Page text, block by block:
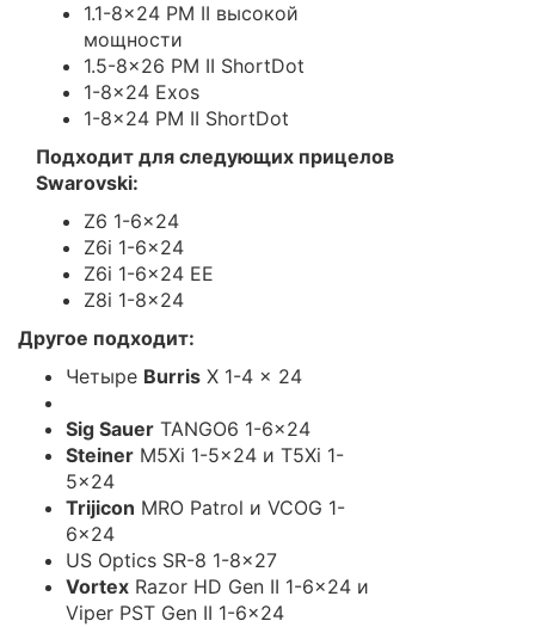
1.1-8x24 PM II высокой
мощности
1.5-8x26 PM II ShortDot
1-8x24 Exos
1-8x24 PM II ShortDot
Подходит для следующих прицелов
Swarovski:
Z6 1-6x24
Z6i 1-6x24
Z6i 1-6x24 EE
Z8i 1-8x24
Другое подходит:
Четыре Burris X 1-4 x 24
Sig Sauer TANGO6 1-6x24
Steiner M5Xi 1-5x24 и T5Xi 1-
5x24
Trijicon MRO Patrol и VCOG 1-
6x24
US Optics SR-8 1-8x27
Vortex Razor HD Gen II 1-6x24 и
Viper PST Gen II 1-6x24